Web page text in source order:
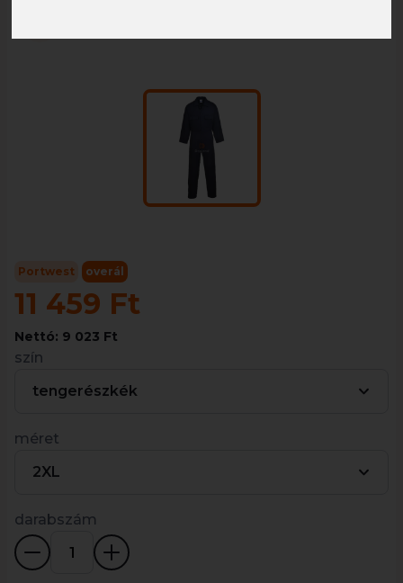
Portwest overál
11 459 Ft
Nettó: 9 023 Ft
szín
tengerészkék
méret
2XL
darabszám